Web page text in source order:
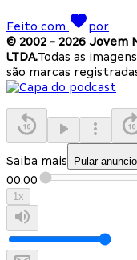
Feito com
por
© 2002 - 2026 Jovem
LTDA.Todas as
são marcas
Saiba mais Pular anuncio
00:00
1x